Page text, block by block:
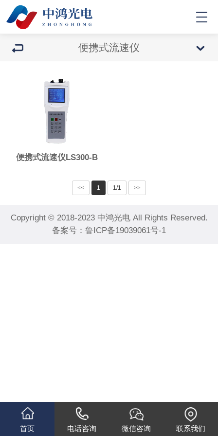
便携式流速仪
便携式流速仪LS300-B
<< 1 1/1 >>
Copyright © 2018-2023 中鸿光电 All Rights Reserved.
备案号： 鲁ICP备19039061号-1
首页 电话咨询 微信咨询 联系我们